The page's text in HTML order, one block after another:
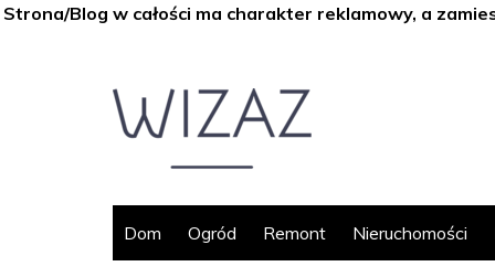
Strona/Blog w całości ma charakter reklamowy, a
Dom Ogród Remont Nieruchomości